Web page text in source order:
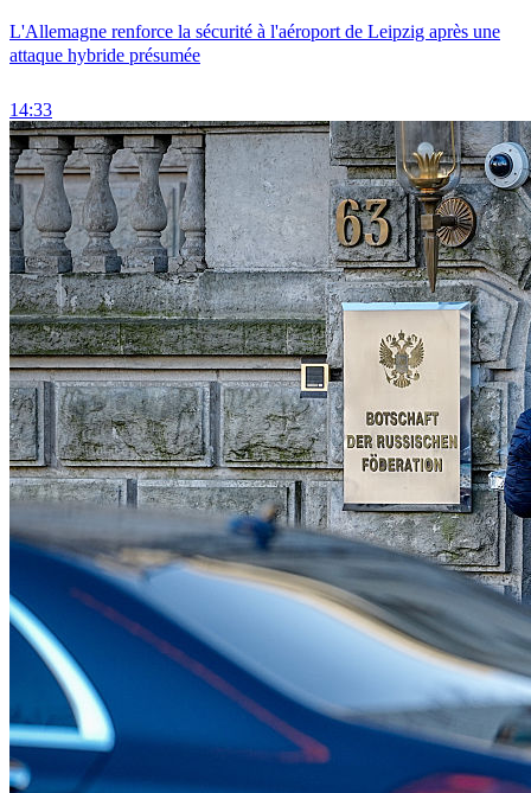
L'Allemagne renforce la sécurité à l'aéroport de Leipzig après une
attaque hybride présumée
14:33